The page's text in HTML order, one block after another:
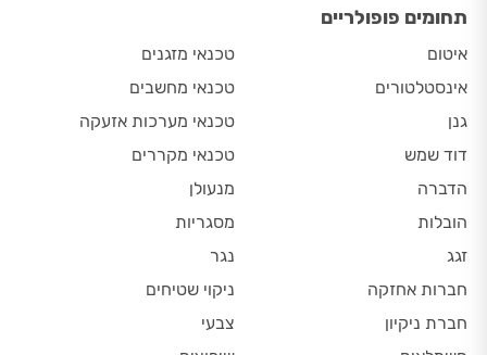
תחומים פופולריים
איטום
אינסטלטורים
גנן
דוד שמש
הדברה
הובלות
זגג
חברות אחזקה
חברת ניקיון
טכנאי מזגנים
טכנאי מחשבים
טכנאי מערכות אזעקה
טכנאי מקררים
מנעולן
מסגריות
נגר
ניקוי שטיחים
צבעי